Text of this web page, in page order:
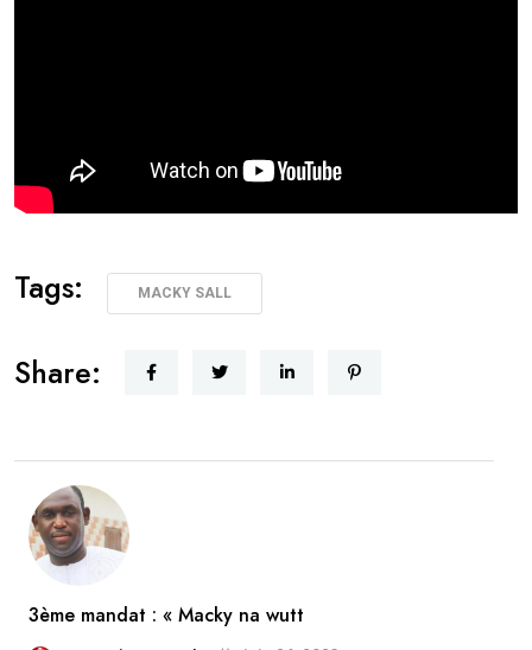
Tags: MACKY SALL
Share:
3ème mandat : « Macky na wutt